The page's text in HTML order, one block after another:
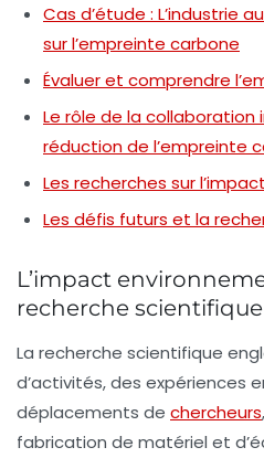
Cas d’étude : L’industrie
sur l’empreinte carbone
Évaluer et comprendre
Le rôle de la
réduction de l’empreinte
Les recherches sur
Les défis futurs et la
L’impact
recherche scientifique
La recherche scientifique
d’activités, des expériences
déplacements de chercheurs
fabrication de matériel et